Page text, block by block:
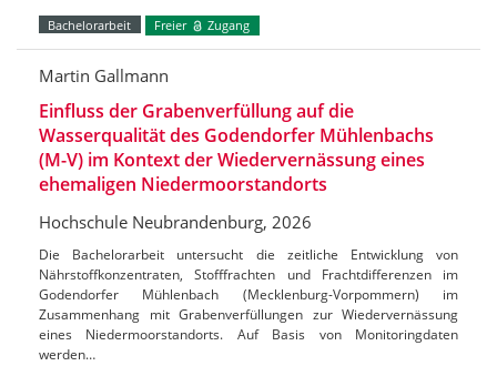
Bachelorarbeit Freier Zugang
Martin Gallmann
Einfluss der Grabenverfüllung auf die
Wasserqualität des Godendorfer Mühlenbachs
(M-V) im Kontext der Wiedervernässung eines
ehemaligen Niedermoorstandorts
Hochschule Neubrandenburg, 2026
Die Bachelorarbeit untersucht die zeitliche Entwicklung von
Nährstoffkonzentraten, Stofffrachten und Frachtdifferenzen im
Godendorfer Mühlenbach (Mecklenburg-Vorpommern) im
Zusammenhang mit Grabenverfüllungen zur Wiedervernässung
eines Niedermoorstandorts. Auf Basis von Monitoringdaten
werden…